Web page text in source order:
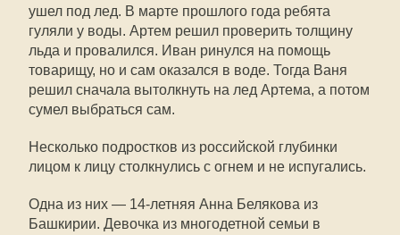
ушел под лед. В марте прошлого года ребята
гуляли у воды. Артем решил проверить толщину
льда и провалился. Иван ринулся на помощь
товарищу, но и сам оказался в воде. Тогда Ваня
решил сначала вытолкнуть на лед Артема, а потом
сумел выбраться сам.
Несколько подростков из российской глубинки
лицом к лицу столкнулись с огнем и не испугались.
Одна из них — 14-летняя Анна Белякова из
Башкирии. Девочка из многодетной семьи в